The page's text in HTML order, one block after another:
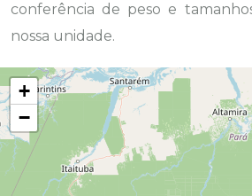
conferência de peso e
nossa unidade.
+
−